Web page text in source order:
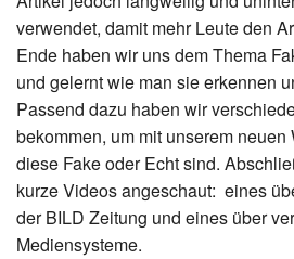
verwendet, damit mehr Leute den
Ende haben wir uns dem Thema
und gelernt wie man sie erkennen
Passend dazu haben wir
bekommen, um mit unserem
diese Fake oder Echt sind.
kurze Videos angeschaut: eines
der BILD Zeitung und eines über
Mediensysteme.